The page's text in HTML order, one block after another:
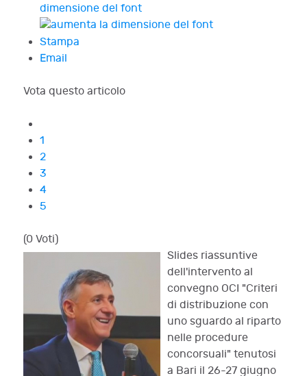
dimensione del font
Stampa
Email
Vota questo articolo
1
2
3
4
5
(0 Voti)
Slides riassuntive
dell'intervento al
convegno OCI "Criteri
di distribuzione con
uno sguardo al riparto
nelle procedure
concorsuali" tenutosi
a Bari il 26-27 giugno